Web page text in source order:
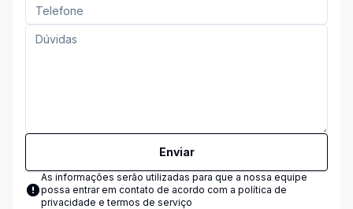
Enviar
As informações serão utilizadas para que a nossa equipe
possa entrar em contato de acordo com a política de
privacidade e termos de serviço